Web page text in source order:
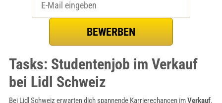
Tasks: Studentenjob im Verkauf
bei Lidl Schweiz
Bei Lidl Schweiz erwarten dich spannende Karrierechancen imVerkauf.